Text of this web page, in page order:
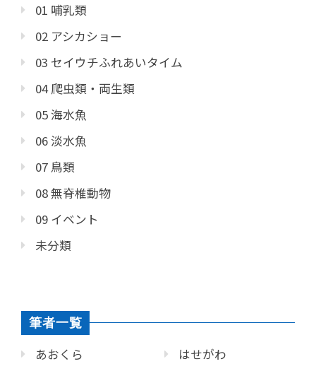
01 哺乳類
02 アシカショー
03 セイウチふれあいタイム
04 爬虫類・両生類
05 海水魚
06 淡水魚
07 鳥類
08 無脊椎動物
09 イベント
未分類
筆者一覧
あおくら
はせがわ